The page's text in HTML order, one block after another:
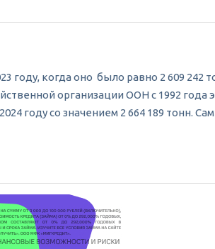
году, когда оно было равно 2 609 242
организации ООН с 1992 года
году со значением 2 664 189 тонн.